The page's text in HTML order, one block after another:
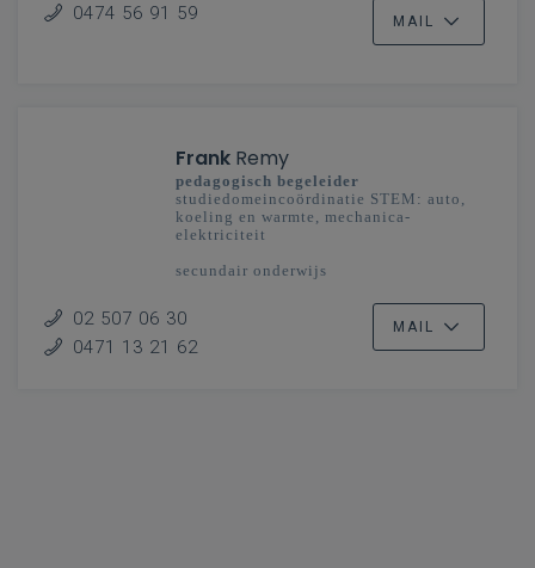
0474 56 91 59 MAIL
Frank Remy
pedagogisch begeleider
studiedomeincoördinatie STEM: auto,
koeling en warmte, mechanica-
elektriciteit
secundair onderwijs
02 507 06 30
0471 13 21 62
MAIL